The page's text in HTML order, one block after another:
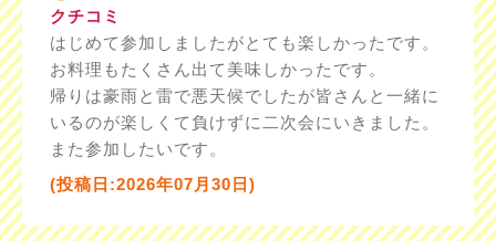
クチコミ
はじめて参加しましたがとても楽しかったです。
お料理もたくさん出て美味しかったです。
帰りは豪雨と雷で悪天候でしたが皆さんと一緒に
いるのが楽しくて負けずに二次会にいきました。
また参加したいです。
(投稿日:2026年07月30日)